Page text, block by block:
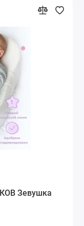
Зевушка